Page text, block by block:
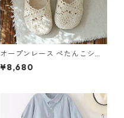
オープンレース ぺたんこシュ
ーズ 2col Y 260097
¥8,680